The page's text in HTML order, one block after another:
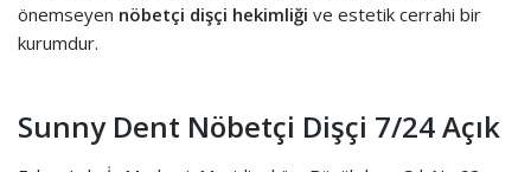
önemseyen nöbetçi dişçi hekimliği ve estetik cerrahi bir
kurumdur.
Sunny Dent Nöbetçi Dişçi 7/24 Açık